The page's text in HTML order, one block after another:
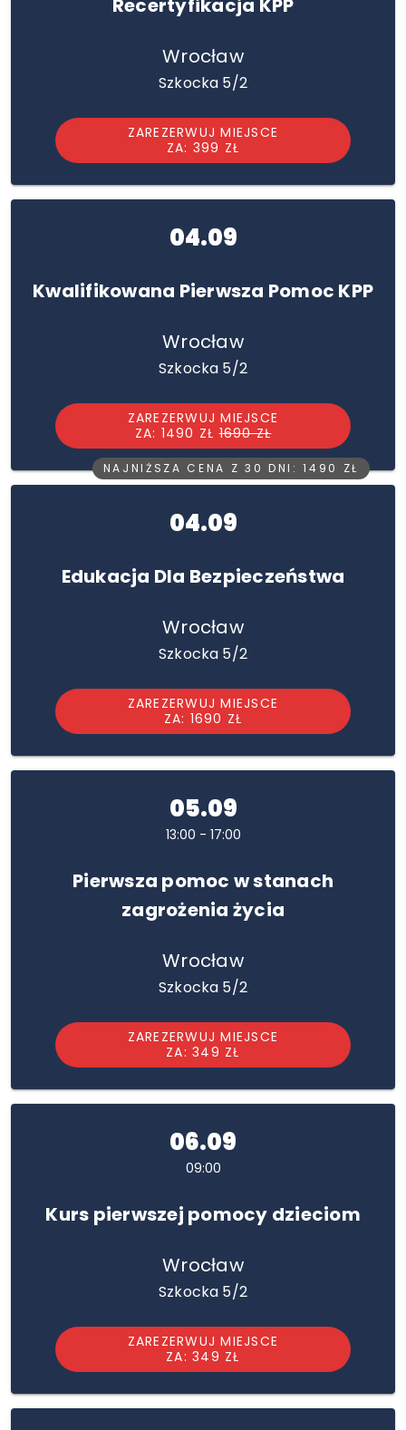
Recertyfikacja KPP
Wrocław
Szkocka 5/2
ZAREZERWUJ MIEJSCE
ZA: 399 ZŁ
04.09
Kwalifikowana Pierwsza Pomoc KPP
Wrocław
Szkocka 5/2
ZAREZERWUJ MIEJSCE
ZA: 1490 ZŁ1690 ZŁ
NAJNIŻSZA CENA Z 30 DNI: 1490 ZŁ
04.09
Edukacja Dla Bezpieczeństwa
Wrocław
Szkocka 5/2
ZAREZERWUJ MIEJSCE
ZA: 1690 ZŁ
05.09
13:00 - 17:00
Pierwsza pomoc w stanach
zagrożenia życia
Wrocław
Szkocka 5/2
ZAREZERWUJ MIEJSCE
ZA: 349 ZŁ
06.09
09:00
Kurs pierwszej pomocy dzieciom
Wrocław
Szkocka 5/2
ZAREZERWUJ MIEJSCE
ZA: 349 ZŁ